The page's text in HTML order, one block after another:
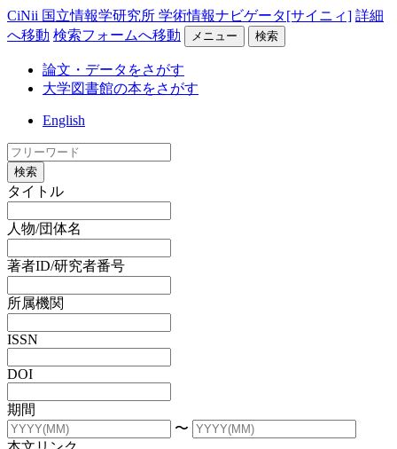
CiNii 国立情報学研究所 学術情報ナビゲータ[サイニィ] 詳細
へ移動 検索フォームへ移動 メニュー 検索
論文・データをさがす
大学図書館の本をさがす
English
検索
タイトル
人物/団体名
著者ID/研究者番号
所属機関
ISSN
DOI
期間
〜